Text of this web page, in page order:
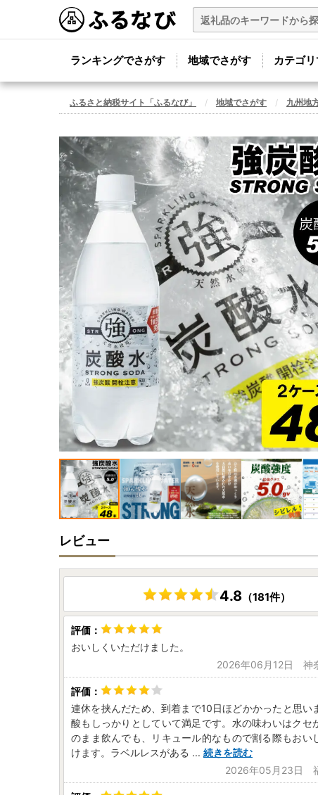
ランキングでさがす 地域でさがす カテゴ
ふるさと納税サイト「ふるなび」 地域でさがす 九州地
レビュー
4.8 （181件）
おいしくいただけました。
2026年06月12日 神
連休を挟んだため、到着まで10日ほどかかったと思い
酸もしっかりとしていて満足です。水の味わいはクセ
のまま飲んでも、リキュール的なもので割る際もおい
けます。ラベルレスがある ... 続きを読む
2026年05月23日